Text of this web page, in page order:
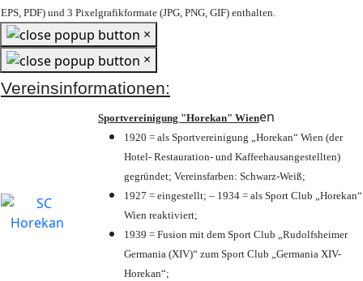
EPS, PDF) und 3 Pixelgrafikformate (JPG, PNG, GIF) enthalten.
×
×
Vereinsinformationen:
Sportvereinigung "Horekan" Wienen
1920 = als Sportvereinigung „Horekan“ Wien (der
Hotel- Restauration- und Kaffeehausangestellten)
gegründet; Vereinsfarben: Schwarz-Weiß;
1927 = eingestellt; – 1934 = als Sport Club „Horekan“
Wien reaktiviert;
1939 = Fusion mit dem Sport Club „Rudolfsheimer
Germania (XIV)“ zum Sport Club „Germania XIV-
Horekan“;